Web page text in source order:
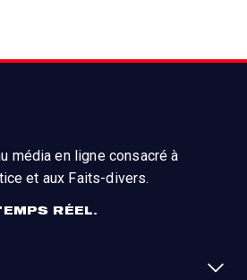
média en ligne consacré à
et aux Faits-divers.
RÉEL.